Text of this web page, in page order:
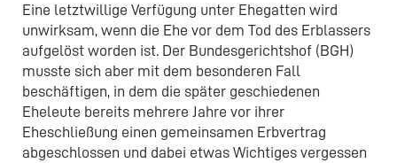
Eine letztwillige Verfügung unter Ehegatten wird
unwirksam, wenn die Ehe vor dem Tod des Erblassers
aufgelöst worden ist. Der Bundesgerichtshof (BGH)
musste sich aber mit dem besonderen Fall
beschäftigen, in dem die später geschiedenen
Eheleute bereits mehrere Jahre vor ihrer
Eheschließung einen gemeinsamen Erbvertrag
abgeschlossen und dabei etwas Wichtiges vergessen